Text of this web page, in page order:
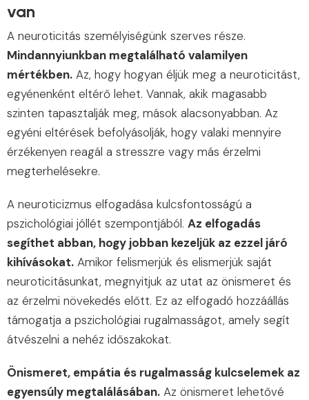
van
A neuroticitás személyiségünk szerves része.
Mindannyiunkban megtalálható valamilyen
mértékben. Az, hogy hogyan éljük meg a neuroticitást,
egyénenként eltérő lehet. Vannak, akik magasabb
szinten tapasztalják meg, mások alacsonyabban. Az
egyéni eltérések befolyásolják, hogy valaki mennyire
érzékenyen reagál a stresszre vagy más érzelmi
megterhelésekre.
A neuroticizmus elfogadása kulcsfontosságú a
pszichológiai jóllét szempontjából. Az elfogadás
segíthet abban, hogy jobban kezeljük az ezzel járó
kihívásokat. Amikor felismerjük és elismerjük saját
neuroticitásunkat, megnyitjuk az utat az önismeret és
az érzelmi növekedés előtt. Ez az elfogadó hozzáállás
támogatja a pszichológiai rugalmasságot, amely segít
átvészelni a nehéz időszakokat.
Önismeret, empátia és rugalmasság kulcselemek az
egyensúly megtalálásában. Az önismeret lehetővé